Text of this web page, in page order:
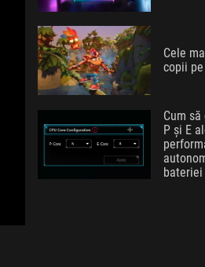
Cele
copii pe
Cum
P și E
bateriei